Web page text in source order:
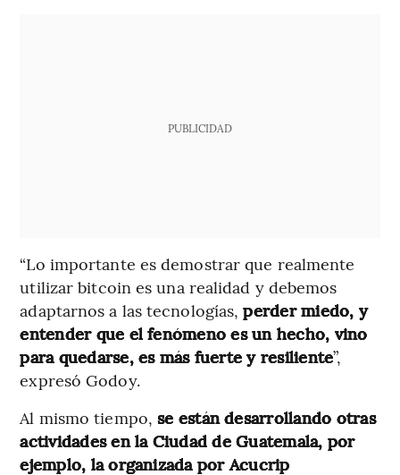
PUBLICIDAD
“Lo importante es demostrar que realmente
utilizar bitcoin es una realidad y debemos
adaptarnos a las tecnologías,perder miedo, y
entender que el fenómeno es un hecho, vino
para quedarse, es más fuerte y resiliente”,
expresó Godoy.
Al mismo tiempo,se están desarrollando otras
actividades en la Ciudad de Guatemala, por
ejemplo, la organizada por Acucrip